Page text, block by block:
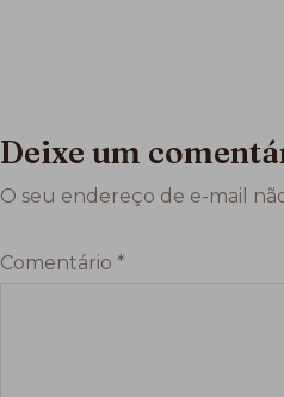
Deixe um
O seu endereço de e-mail
Comentário *